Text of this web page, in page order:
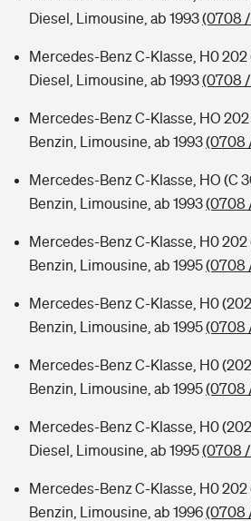
Diesel, Limousine, ab 1993(0708
Mercedes-Benz C-Klasse, H0 202
Diesel, Limousine, ab 1993(0708
Mercedes-Benz C-Klasse, HO 202
Benzin, Limousine, ab 1993(0708
Mercedes-Benz C-Klasse, HO (C
Benzin, Limousine, ab 1993(0708
Mercedes-Benz C-Klasse, H0 202
Benzin, Limousine, ab 1995(0708
Mercedes-Benz C-Klasse, H0
Benzin, Limousine, ab 1995(0708
Mercedes-Benz C-Klasse, H0
Benzin, Limousine, ab 1995(0708
Mercedes-Benz C-Klasse, H0
Diesel, Limousine, ab 1995(0708
Mercedes-Benz C-Klasse, H0 202
Benzin, Limousine, ab 1996(0708